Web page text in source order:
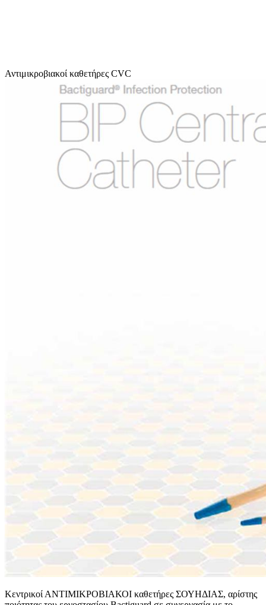
Αντιμικροβιακοί καθετήρες CVC
Κεντρικοί ΑΝΤΙΜΙΚΡΟΒΙΑΚΟΙ καθετήρες ΣΟΥΗΔΙΑΣ, αρίστης